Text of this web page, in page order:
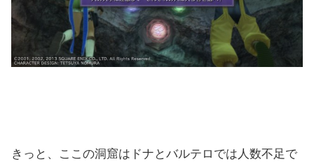
きっと、ここの洞窟はドナとバルテロでは人数不足で